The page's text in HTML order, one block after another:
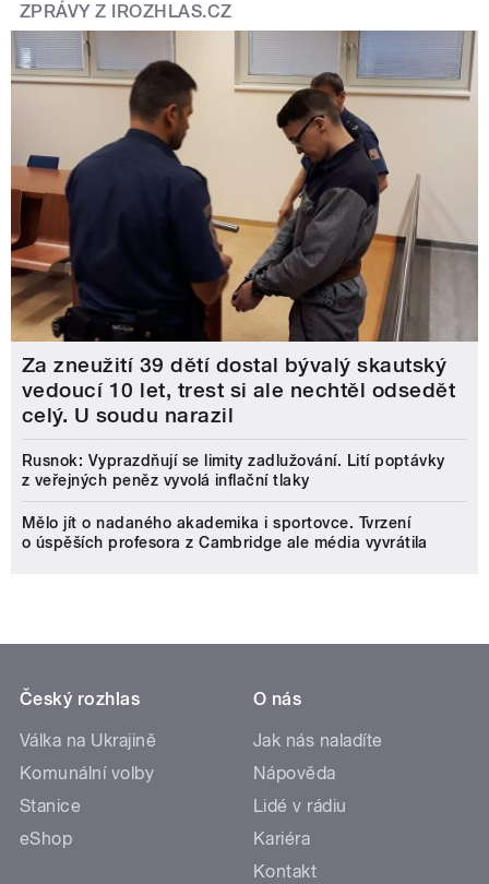
ZPRÁVY Z IROZHLAS.CZ
Za zneužití 39 dětí dostal bývalý skautský
vedoucí 10 let, trest si ale nechtěl odsedět
celý. U soudu narazil
Rusnok: Vyprazdňují se limity zadlužování. Lití poptávky
z veřejných peněz vyvolá inflační tlaky
Mělo jít o nadaného akademika i sportovce. Tvrzení
o úspěších profesora z Cambridge ale média vyvrátila
Český rozhlas
Válka na Ukrajině
Komunální volby
Stanice
eShop
O nás
Jak nás naladíte
Nápověda
Lidé v rádiu
Kariéra
Kontakt